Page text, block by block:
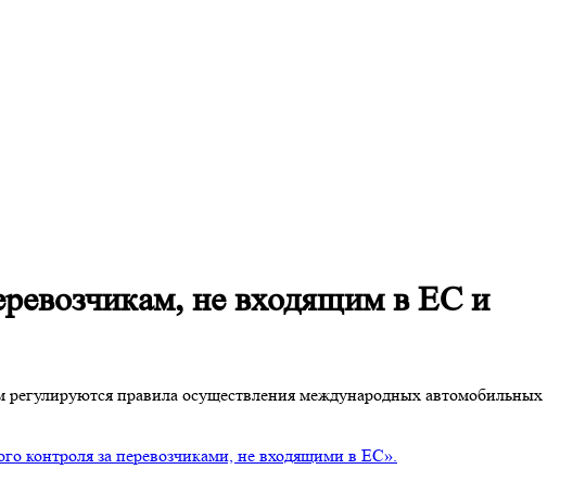
не входящим в ЕС и
правила осуществления международных автомобильных
контроля за перевозчиками, не входящими в ЕС».